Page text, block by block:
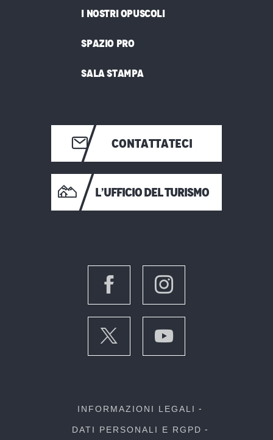
I NOSTRI OPUSCOLI
SPAZIO PRO
SALA STAMPA
CONTATTATECI
L’UFFICIO DEL TURISMO
INFORMAZIONI LEGALI
DATI PERSONALI E RGPD